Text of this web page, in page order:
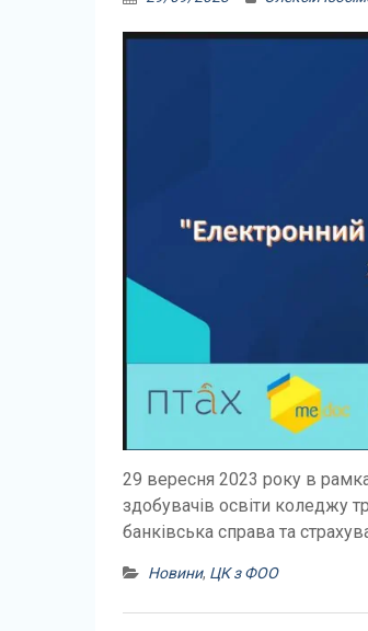
29 вересня 2023 року в
здобувачів освіти коледжу
банківська справа та
Новини, ЦК з ФОО